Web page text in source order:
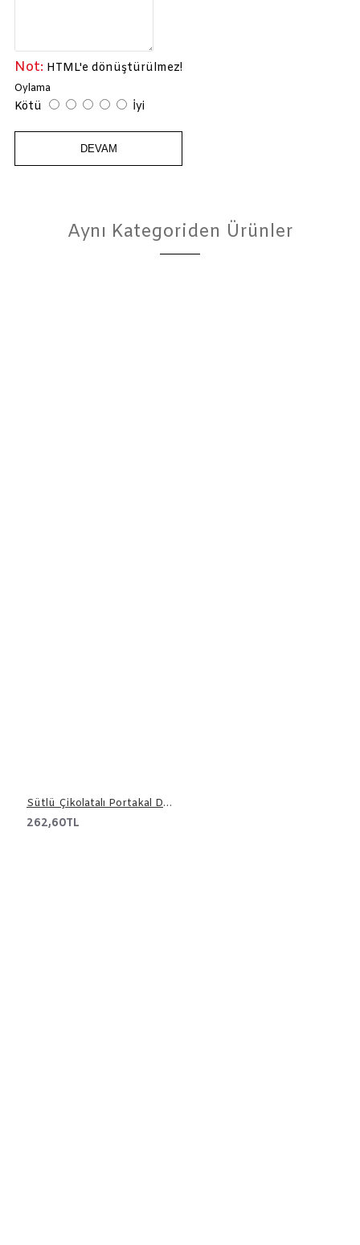
Not: HTML'e dönüştürülmez!
Oylama
Kötü İyi
DEVAM
Aynı Kategoriden Ürünler
Sütlü Çikolatalı Portakal Draje 500 gr
262,60TL